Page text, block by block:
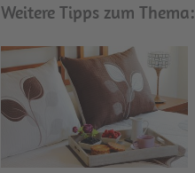
Weitere Tipps zum Thema: